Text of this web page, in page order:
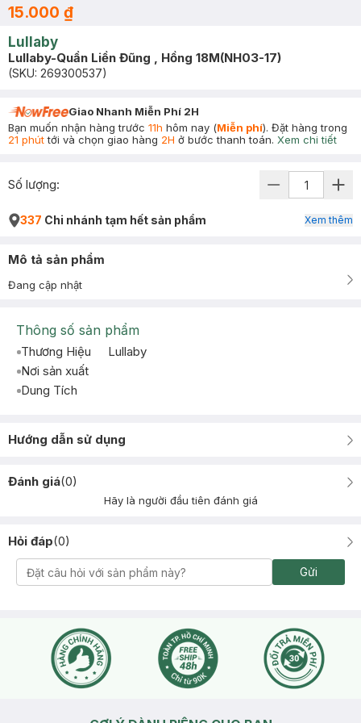
15.000 ₫
Lullaby
Lullaby-Quần Liền Đũng , Hồng 18M(NH03-17)
(SKU: 269300537)
Giao Nhanh Miễn Phí 2H
Bạn muốn nhận hàng trước 11h hôm nay (Miễn phí). Đặt hàng trong
21 phúttới và chọn giao hàng 2H ở bước thanh toán. Xem chi tiết
Số lượng:
337 Chi nhánh tạm hết sản phẩm Xem thêm
Mô tả sản phẩm
Đang cập nhật
Thông số sản phẩm
Thương Hiệu
Lullaby
Nơi sản xuất
Dung Tích
Hướng dẫn sử dụng
Đánh giá(0)
Hãy là người đầu tiên đánh giá
Hỏi đáp(0)
Gửi